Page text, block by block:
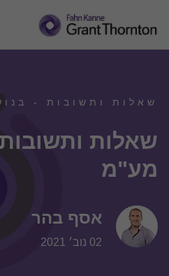
שאלות ותשובות -
שאלות
מע"מ
אסף בהר
02 נוב׳ 2021